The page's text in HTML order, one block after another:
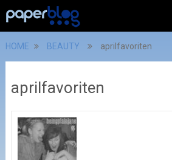
HOME BEAUTY aprilfavoriten
aprilfavoriten